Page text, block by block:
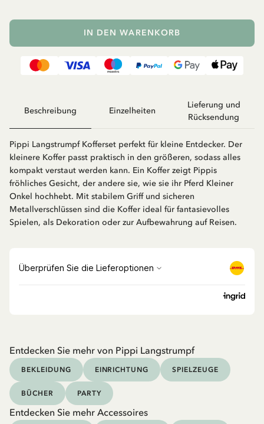
IN DEN WARENKORB
Beschreibung Einzelheiten
Lieferung und
Rücksendung
Pippi Langstrumpf Kofferset perfekt für kleine Entdecker. Der
kleinere Koffer passt praktisch in den größeren, sodass alles
kompakt verstaut werden kann. Ein Koffer zeigt Pippis
fröhliches Gesicht, der andere sie, wie sie ihr Pferd Kleiner
Onkel hochhebt. Mit stabilem Griff und sicheren
Metallverschlüssen sind die Koffer ideal für fantasievolles
Spielen, als Dekoration oder zur Aufbewahrung auf Reisen.
Entdecken Sie mehr von Pippi Langstrumpf
BEKLEIDUNG EINRICHTUNG SPIELZEUGE
BÜCHER PARTY
Entdecken Sie mehr Accessoires